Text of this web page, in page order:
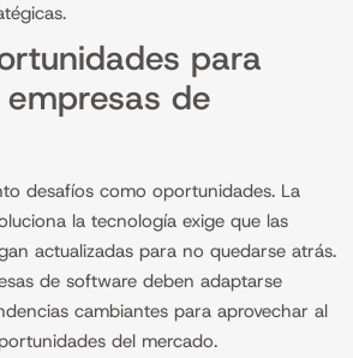
para
de
desafíos como oportunidades. La
la tecnología exige que las
actualizadas para no quedarse atrás.
de software deben adaptarse
cambiantes para aprovechar al
del mercado.